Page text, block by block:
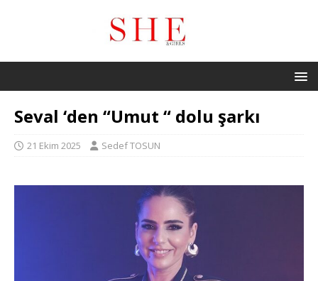
Seval ‘den “Umut “ dolu şarkı
21 Ekim 2025 Sedef TOSUN